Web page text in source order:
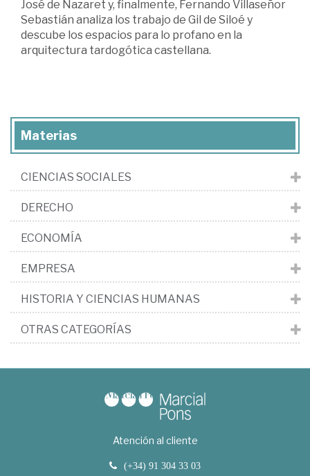
José de Nazaret y, finalmente, Fernando Villaseñor
Sebastián analiza los trabajo de Gil de Siloé y
descube los espacios para lo profano en la
arquitectura tardogótica castellana.
Materias
CIENCIAS SOCIALES
DERECHO
ECONOMÍA
EMPRESA
HISTORIA Y CIENCIAS HUMANAS
OTRAS CATEGORÍAS
Atención al cliente
(+34) 91 304 33 03